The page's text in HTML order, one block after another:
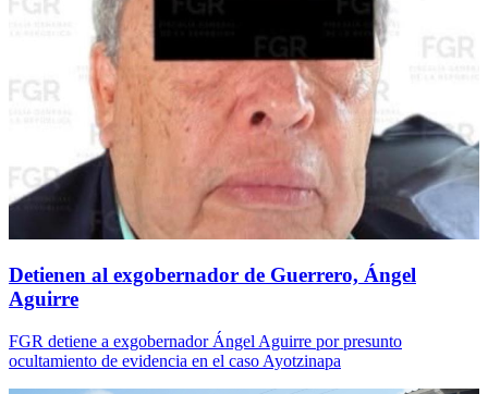
Detienen al exgobernador de Guerrero, Ángel
Aguirre
FGR detiene a exgobernador Ángel Aguirre por presunto
ocultamiento de evidencia en el caso Ayotzinapa